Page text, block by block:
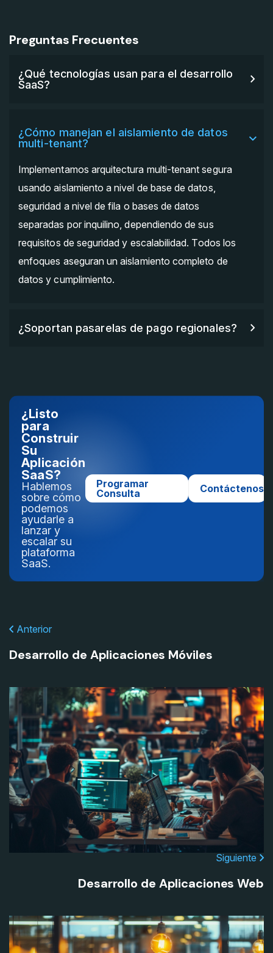
Preguntas Frecuentes
¿Qué tecnologías usan para el desarrollo
SaaS?
¿Cómo manejan el aislamiento de datos
multi-tenant?
Implementamos arquitectura multi-tenant segura
usando aislamiento a nivel de base de datos,
seguridad a nivel de fila o bases de datos
separadas por inquilino, dependiendo de sus
requisitos de seguridad y escalabilidad. Todos los
enfoques aseguran un aislamiento completo de
datos y cumplimiento.
¿Soportan pasarelas de pago regionales?
¿Listo
para
Construir
Su
Aplicación
SaaS?
Hablemos
sobre cómo
podemos
ayudarle a
lanzar y
escalar su
plataforma
SaaS.
Programar
Consulta
Contáctenos
Anterior
Desarrollo de Aplicaciones Móviles
Siguiente
Desarrollo de Aplicaciones Web